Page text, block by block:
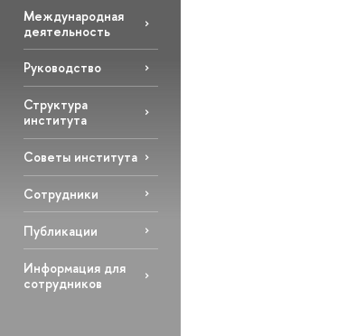
Международная
деятельность
Руководство
Структура
института
Советы института
Сотрудники
Публикации
Информация для
сотрудников